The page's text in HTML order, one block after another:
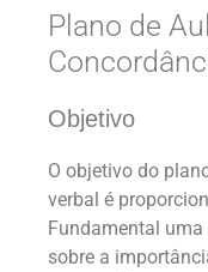
Plano de
Objetivo
O objetivo do
verbal é
Fundamental
sobre a